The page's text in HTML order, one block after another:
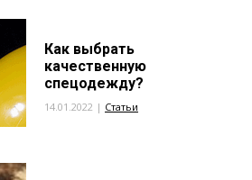
Как выбрать
качественную
спецодежду?
14.01.2022 | Статьи